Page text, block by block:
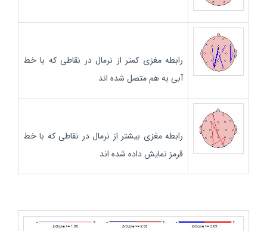
رابطه مغزی کمتر از نرمال در نقاطی که با خط
آبی به هم متصل شده اند
رابطه مغزی بیشتر از نرمال در نقاطی که با خط
قرمز نمایش داده شده اند